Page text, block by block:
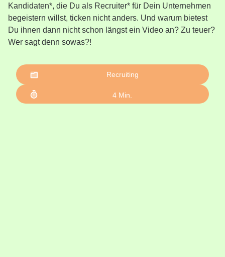
Kandidaten*, die Du als Recruiter* für Dein Unternehmen
begeistern willst, ticken nicht anders. Und warum bietest
Du ihnen dann nicht schon längst ein Video an? Zu teuer?
Wer sagt denn sowas?!
Recruiting
4 Min.